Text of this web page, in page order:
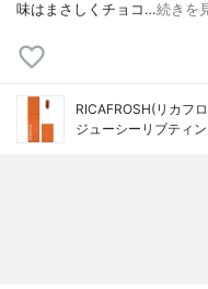
味はまさしくチョコ…続きを
RICAFROSH(リカフ
ジューシーリブティン